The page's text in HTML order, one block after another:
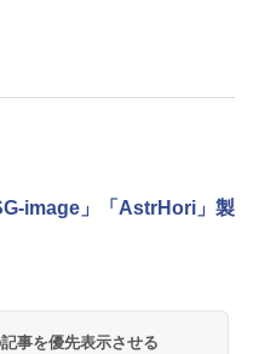
image」「AstrHori」製
事を優先表示させる